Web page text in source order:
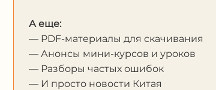
А еще:
— PDF-материалы для скачивания
— Анонсы мини-курсов и уроков
— Разборы частых ошибок
— И просто новости Китая